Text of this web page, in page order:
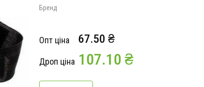
Бренд
Опт ціна 67.50 ₴
Дроп ціна 107.10 ₴